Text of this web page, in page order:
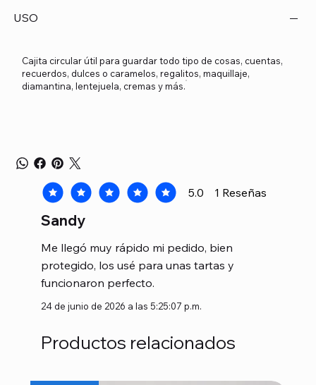
USO
Cajita circular útil para guardar todo tipo de cosas, cuentas,
recuerdos, dulces o caramelos, regalitos, maquillaje,
diamantina, lentejuela, cremas y más.
5.0 1 Reseñas
la calificación promedio es 5 de 5, basada en 1
Sandy
Me llegó muy rápido mi pedido, bien
protegido, los usé para unas tartas y
funcionaron perfecto.
24 de junio de 2026 a las 5:25:07 p.m.
Productos relacionados